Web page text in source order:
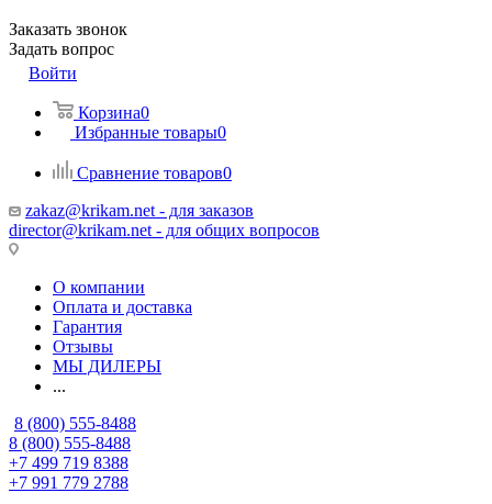
Заказать звонок
Задать вопрос
Войти
Корзина0
Избранные товары0
Сравнение товаров0
zakaz@krikam.net - для заказов
director@krikam.net - для общих вопросов
О компании
Оплата и доставка
Гарантия
Отзывы
МЫ ДИЛЕРЫ
...
8 (800) 555-8488
8 (800) 555-8488
+7 499 719 8388
+7 991 779 2788